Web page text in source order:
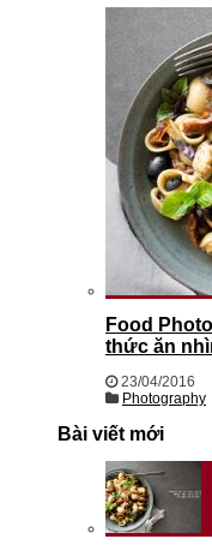
Food
thức ăn
23/04/2016
Photography
Bài viết mới